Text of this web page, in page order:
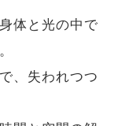
体と光の中で
、失われつつ